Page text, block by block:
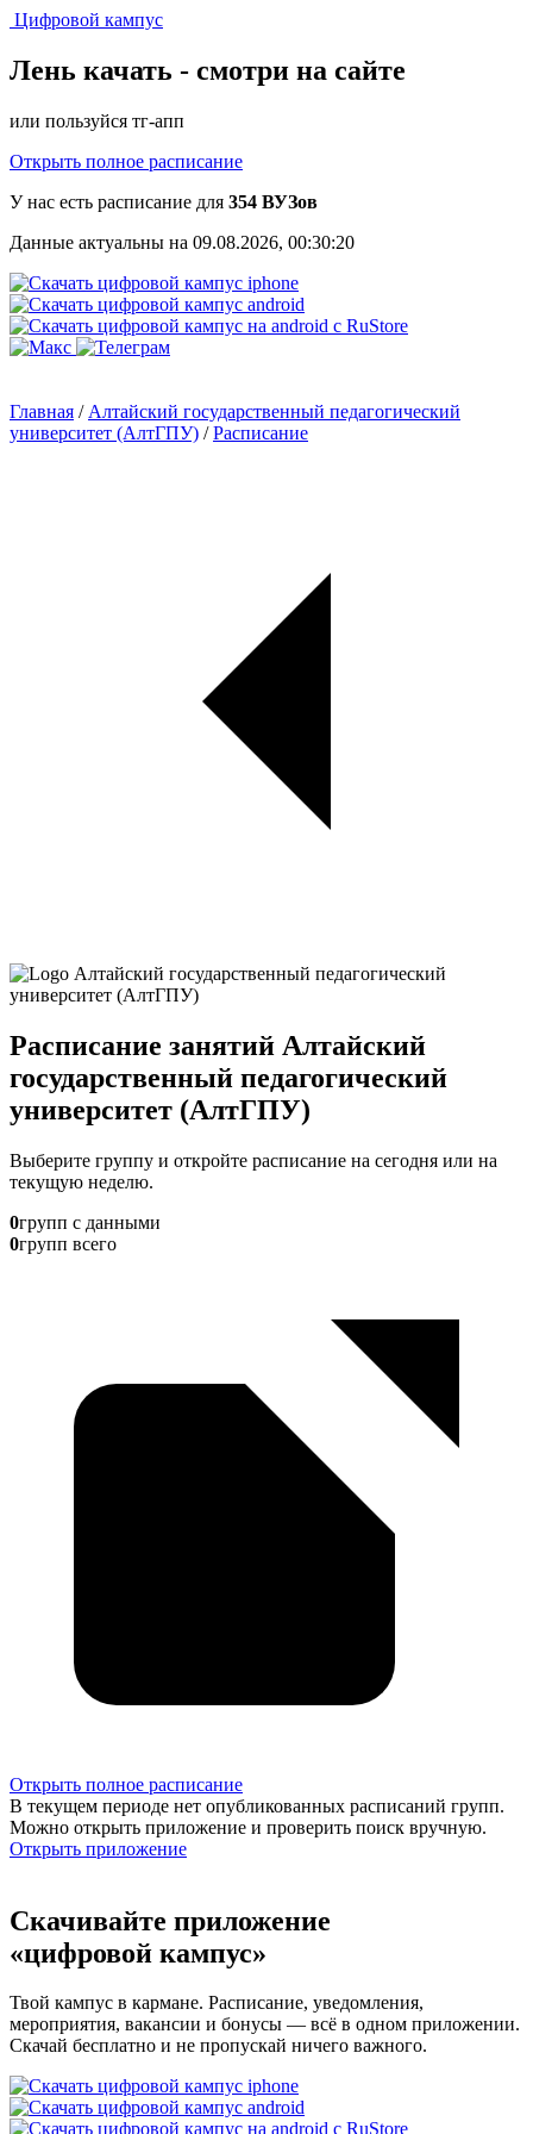
Цифровой кампус
Лень качать - смотри на сайте
или пользуйся тг-апп
Открыть полное расписание
У нас есть расписание для 354 ВУЗов
Данные актуальны на 09.08.2026, 00:30:20
Главная / Алтайский государственный педагогический
университет (АлтГПУ) /Расписание
Расписание занятий Алтайский
государственный педагогический
университет (АлтГПУ)
Выберите группу и откройте расписание на сегодня или на
текущую неделю.
0групп с данными
0групп всего
Открыть полное расписание
В текущем периоде нет опубликованных расписаний групп.
Можно открыть приложение и проверить поиск вручную.
Открыть приложение
Скачивайте приложение
«цифровой кампус»
Твой кампус в кармане. Расписание, уведомления,
мероприятия, вакансии и бонусы — всё в одном приложении.
Скачай бесплатно и не пропускай ничего важного.